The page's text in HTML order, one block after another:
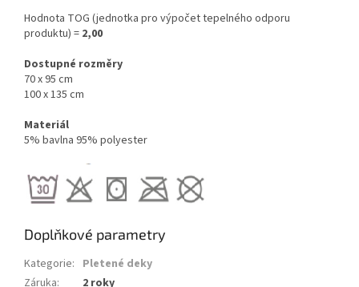
Hodnota TOG (jednotka pro výpočet tepelného odporu
produktu) = 2,00
Dostupné rozměry
70 x 95 cm
100 x 135 cm
Materiál
5% bavlna 95% polyester
Doplňkové parametry
Kategorie: Pletené deky
Záruka: 2 roky